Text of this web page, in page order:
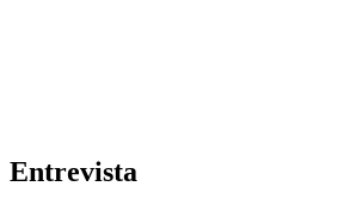
Entrevista